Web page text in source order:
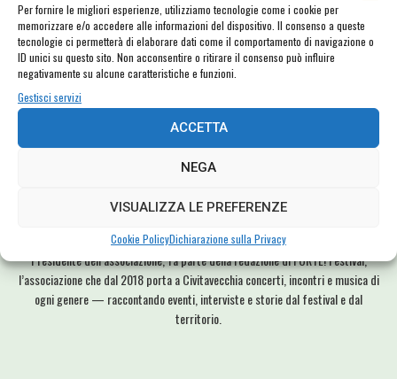
Per fornire le migliori esperienze, utilizziamo tecnologie come i cookie per
memorizzare e/o accedere alle informazioni del dispositivo. Il consenso a queste
tecnologie ci permetterà di elaborare dati come il comportamento di navigazione o
ID unici su questo sito. Non acconsentire o ritirare il consenso può influire
negativamente su alcune caratteristiche e funzioni.
Gestisci servizi
ACCETTA
NEGA
VISUALIZZA LE PREFERENZE
Cookie PolicyDichiarazione sulla Privacy
Presidente dell’associazione, fa parte della redazione di FORTE! Festival,
l’associazione che dal 2018 porta a Civitavecchia concerti, incontri e musica di
ogni genere — raccontando eventi, interviste e storie dal festival e dal
territorio.